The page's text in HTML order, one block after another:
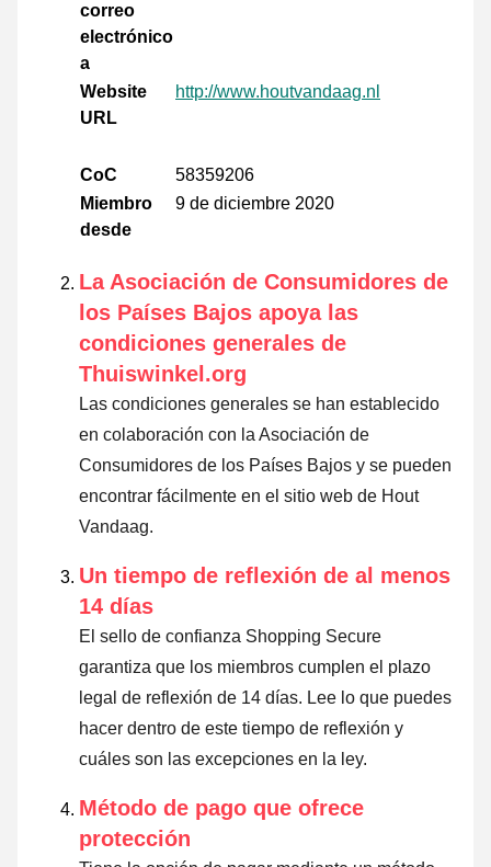
correo
electrónico
a
Website
URL
http://www.houtvandaag.nl
CoC
58359206
Miembro
desde
9 de diciembre 2020
La Asociación de Consumidores de
los Países Bajos apoya las
condiciones generales de
Thuiswinkel.org
Las condiciones generales se han establecido
en colaboración con la Asociación de
Consumidores de los Países Bajos y se pueden
encontrar fácilmente en el sitio web de Hout
Vandaag.
Un tiempo de reflexión de al menos
14 días
El sello de confianza Shopping Secure
garantiza que los miembros cumplen el plazo
legal de reflexión de 14 días. Lee lo que puedes
hacer dentro de este tiempo de reflexión y
cuáles son las excepciones en la ley.
Método de pago que ofrece
protección